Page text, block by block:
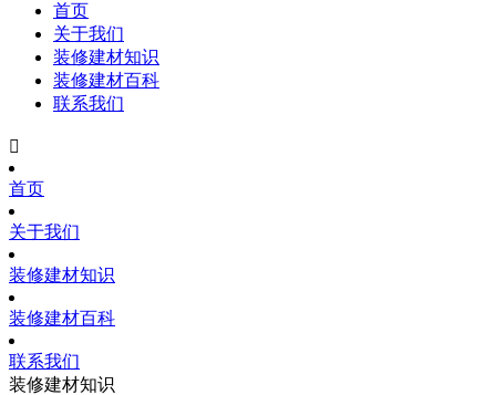
首页
关于我们
装修建材知识
装修建材百科
联系我们

首页
关于我们
装修建材知识
装修建材百科
联系我们
装修建材知识